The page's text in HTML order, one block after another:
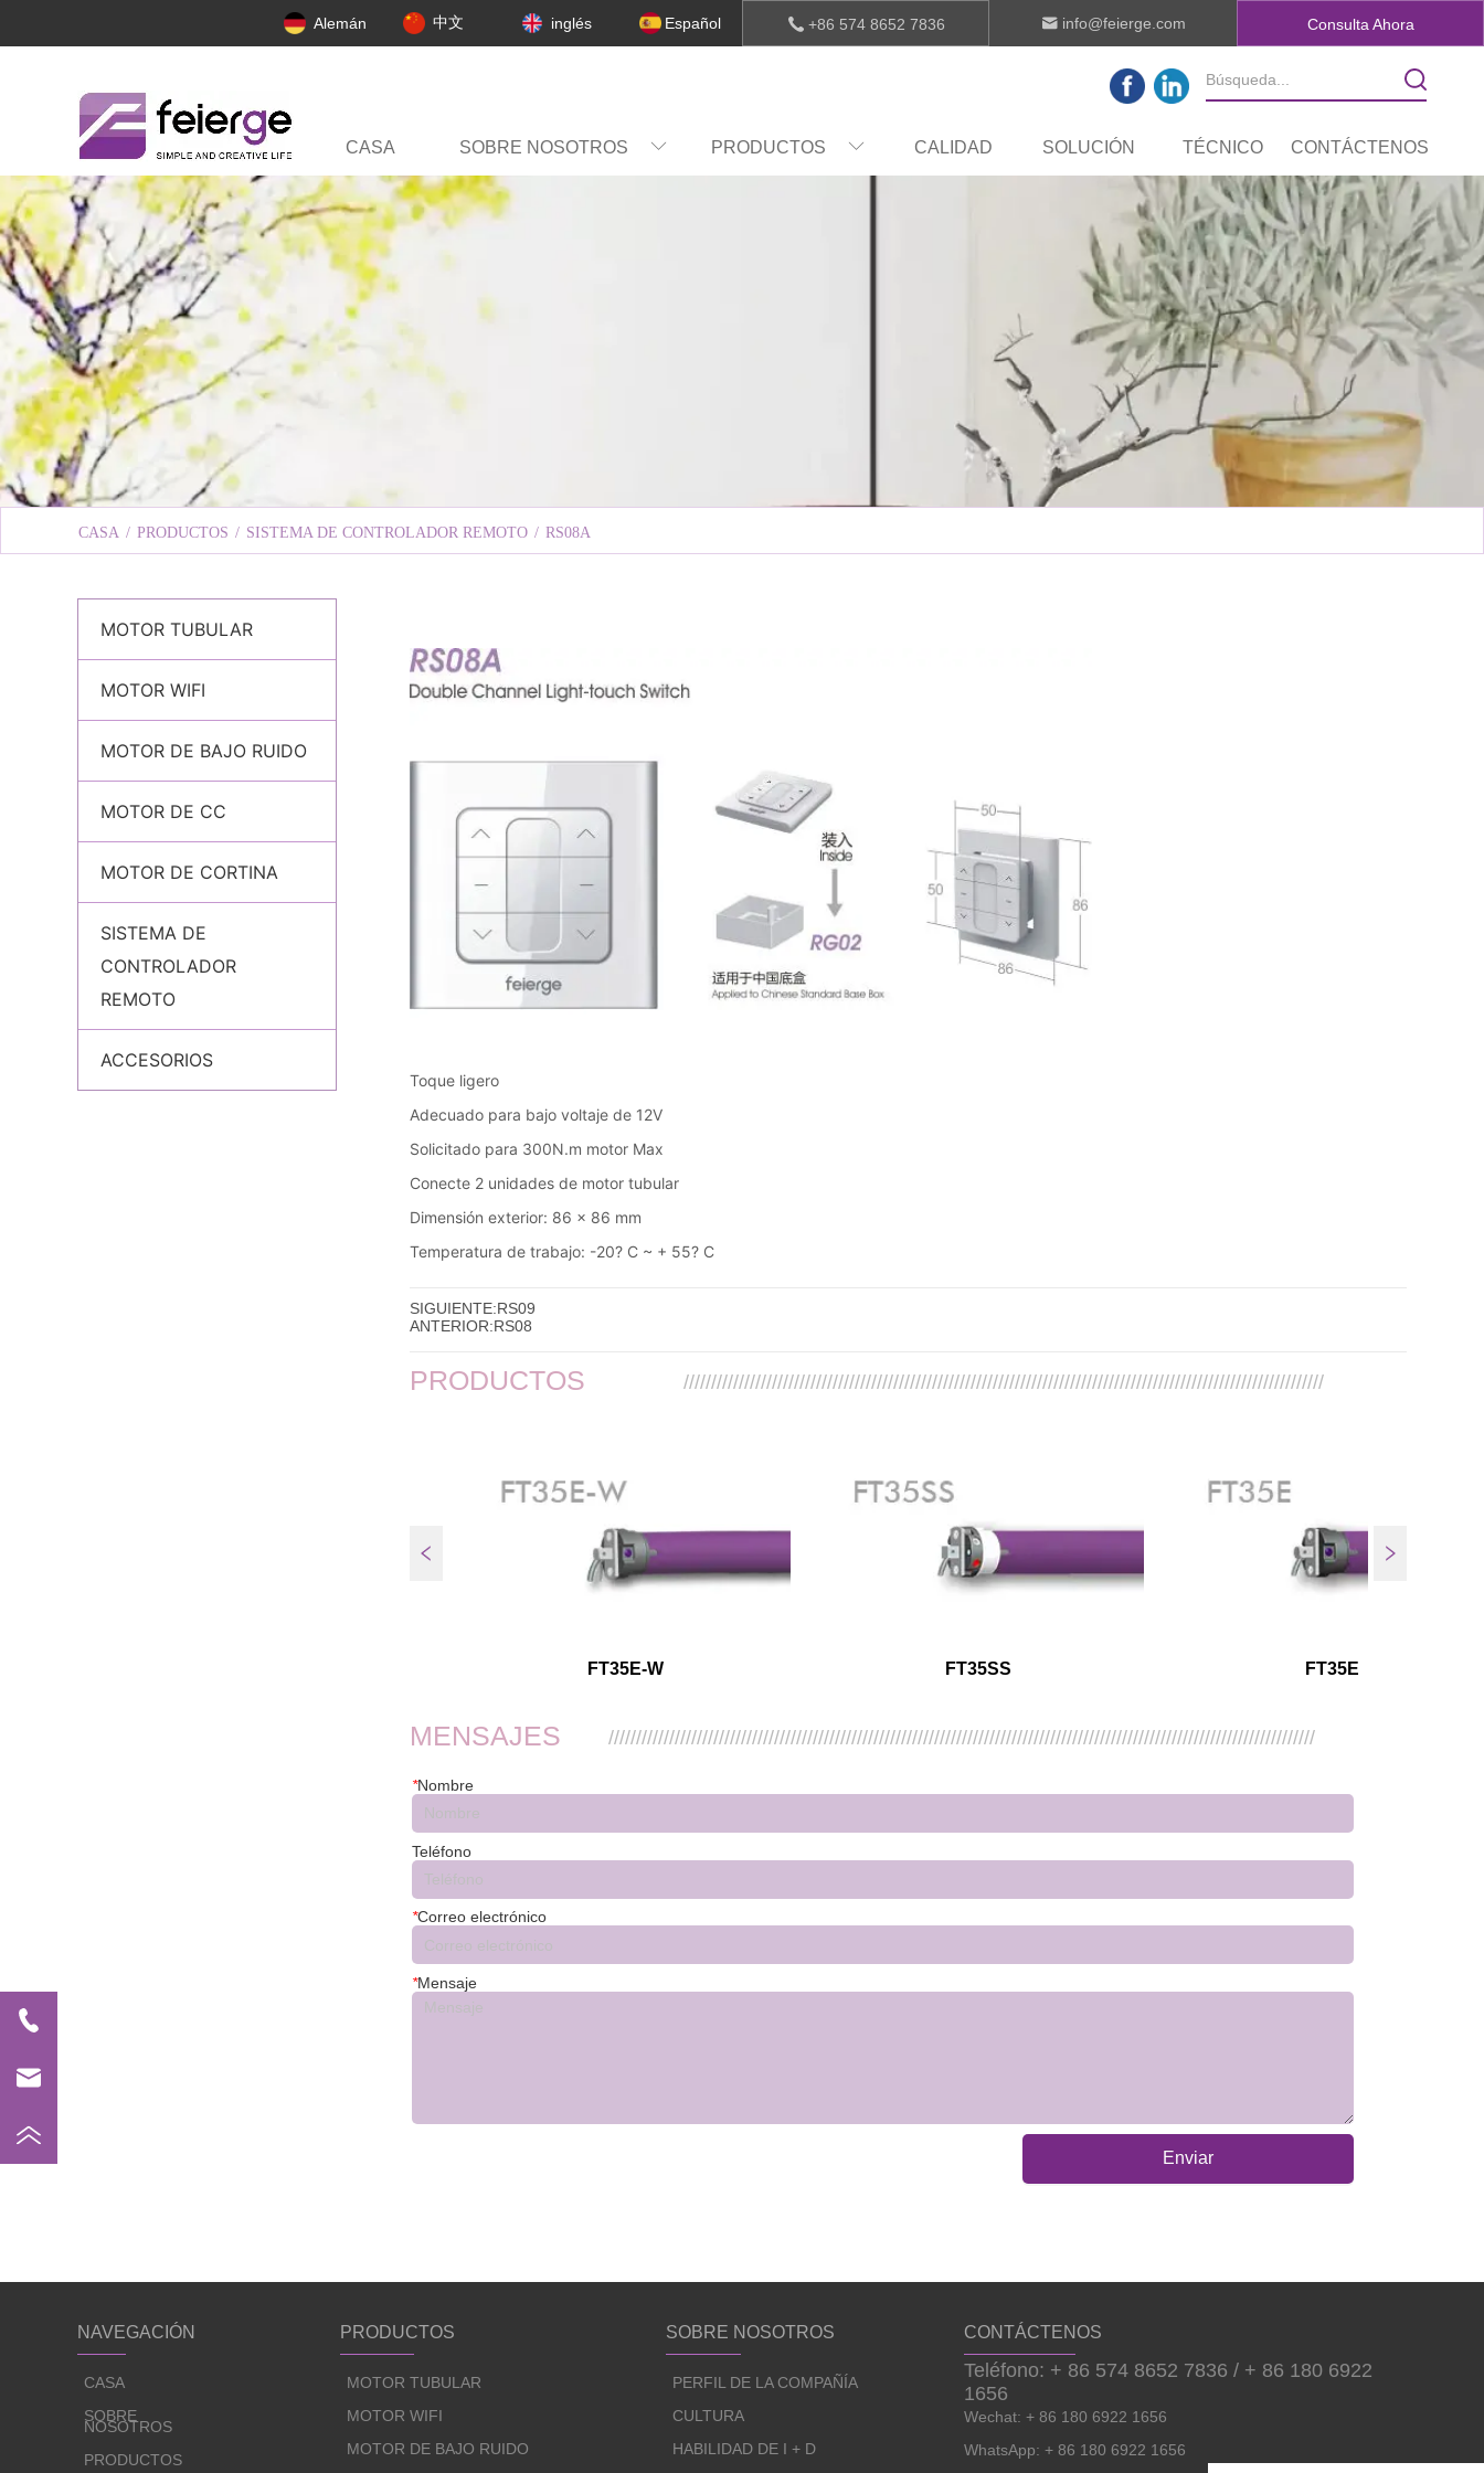
Alemán 中文 inglés Español +86 574 8652 7836 info@feierge.com Consulta Ahora
CASA SOBRE NOSOTROS PRODUCTOS CALIDAD SOLUCIÓN TÉCNICO CONTÁCTENOS
HABILIDAD DE I + D
CASA / PRODUCTOS / SISTEMA DE CONTROLADOR REMOTO / RS08A
MOTOR TUBULAR
MOTOR WIFI
MOTOR DE BAJO RUIDO
MOTOR DE CC
MOTOR DE CORTINA
SISTEMA DE
CONTROLADOR
REMOTO
ACCESORIOS
SIGUIENTE:RS09
ANTERIOR:RS08
PRODUCTOS ////////////////////////////////////////////////////////////////////////////////////////////////////////////////////
FT35E-W FT35SS FT35E
MENSAJES ////////////////////////////////////////////////////////////////////////////////////////////////////////////////////////////////
*Nombre
Teléfono
*Correo electrónico
*Mensaje
Enviar
NAVEGACIÓN
CASA
SOBRE
NOSOTROS
PRODUCTOS
PRODUCTOS
MOTOR TUBULAR
MOTOR WIFI
MOTOR DE BAJO RUIDO
SOBRE NOSOTROS
PERFIL DE LA COMPAÑÍA
CULTURA
HABILIDAD DE I + D
CONTÁCTENOS
Teléfono: + 86 574 8652 7836 / + 86 180 6922
1656
Wechat: + 86 180 6922 1656
WhatsApp: + 86 180 6922 1656